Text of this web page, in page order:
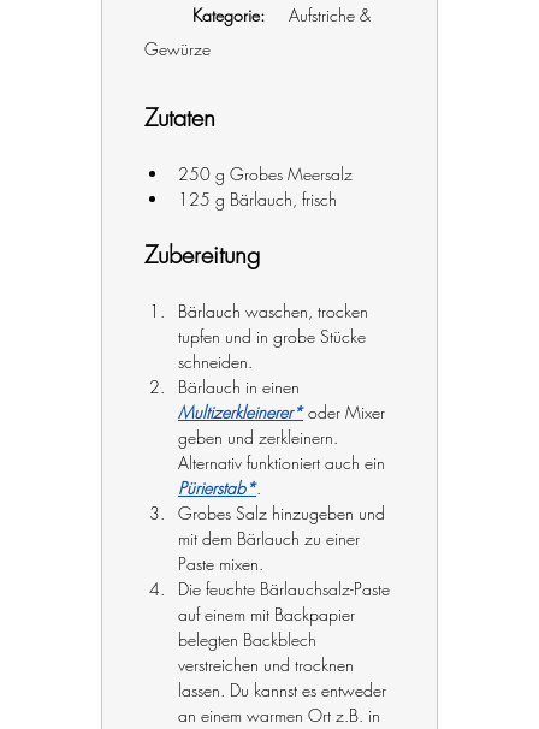
Kategorie:
Gewürze
Zutaten
250 g Grobes Meersalz
125 g Bärlauch, frisch
Zubereitung
Bärlauch waschen, trocken
tupfen und in grobe Stücke
schneiden.
Bärlauch in einen
Multizerkleinerer* oder Mixer
geben und zerkleinern.
Alternativ funktioniert auch ein
Pürierstab*.
Grobes Salz hinzugeben und
mit dem Bärlauch zu einer
Paste mixen.
Die feuchte Bärlauchsalz-Paste
auf einem mit Backpapier
belegten Backblech
verstreichen und trocknen
lassen. Du kannst es entweder
an einem warmen Ort z.B. in